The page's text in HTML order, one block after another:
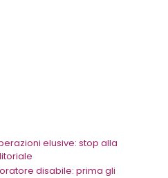
elusive: stop alla
disabile: prima gli